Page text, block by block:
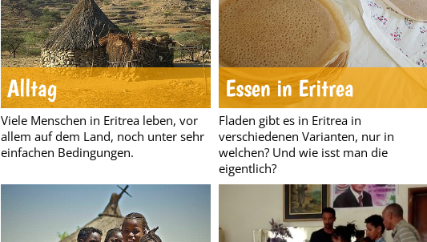
Alltag
Viele Menschen in Eritrea leben, vor
allem auf dem Land, noch unter sehr
einfachen Bedingungen.
Essen in Eritrea
Fladen gibt es in Eritrea in
verschiedenen Varianten, nur in
welchen? Und wie isst man die
eigentlich?